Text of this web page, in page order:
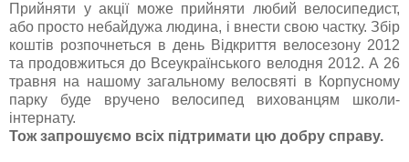
Прийняти у акції може прийняти любий велосипедист,
або просто небайдужа людина, і внести свою частку. Збір
коштів розпочнеться в день Відкриття велосезону 2012
та продовжиться до Всеукраїнського велодня 2012. А 26
травня на нашому загальному велосвяті в Корпусному
парку буде вручено велосипед вихованцям школи-
інтернату.
Тож запрошуємо всіх підтримати цю добру справу.